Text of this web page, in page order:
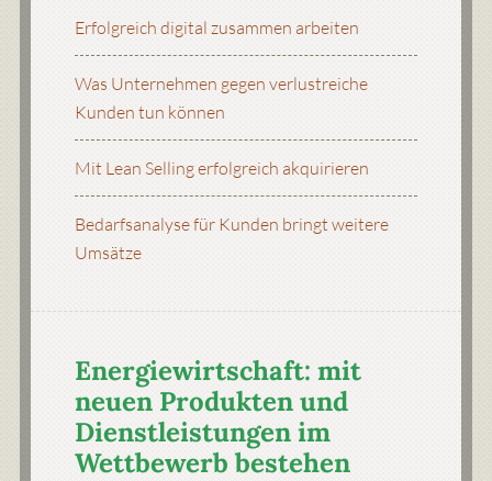
Erfolgreich digital zusammen arbeiten
Was Unternehmen gegen verlustreiche
Kunden tun können
Mit Lean Selling erfolgreich akquirieren
Bedarfsanalyse für Kunden bringt weitere
Umsätze
Energiewirtschaft: mit
neuen Produkten und
Dienstleistungen im
Wettbewerb bestehen